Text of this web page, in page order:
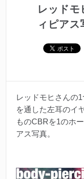
レッドモ
ィピアス
レッドモヒさんの
を通した左耳のイ
ものCBRを1のホ
アス写真。